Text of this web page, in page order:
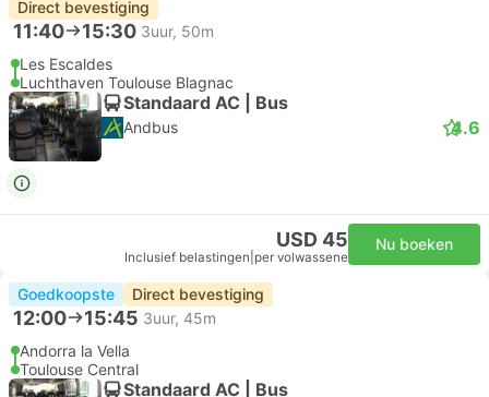
Direct bevestiging
11:40 15:30 3uur, 50m
Les Escaldes
Luchthaven Toulouse Blagnac
Standaard AC | Bus
Andbus 4.6
USD 45
Inclusief belastingen per volwassene
Nu boeken
Goedkoopste Direct bevestiging
12:00 15:45 3uur, 45m
Andorra la Vella
Toulouse Central
Standaard AC | Bus